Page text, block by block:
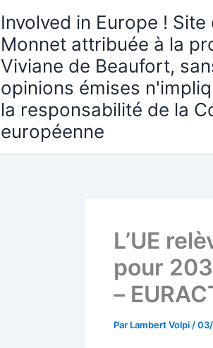
Involved in Europe !
Monnet attribuée à la
Viviane de Beaufort,
opinions émises
la responsabilité de la
européenne
L’UE
pour
–
Par Lambert Volpi /